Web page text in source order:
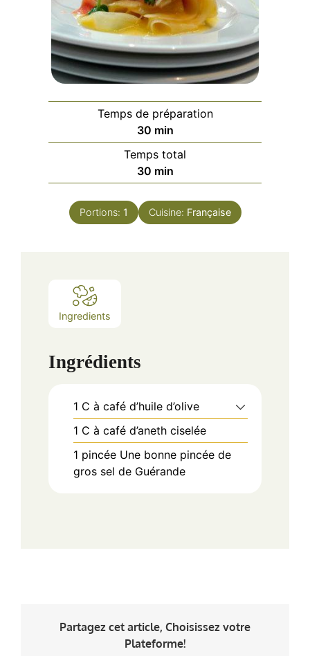
Temps de préparation
30minutes
min
Temps total
30minutes
min
Portions: 1 Cuisine: Française
Ingredients
Ingrédients
1 C à café d’huile d’olive
1 C à café d’aneth ciselée
1 pincée Une bonne pincée de
gros sel de Guérande
Partagez cet article, Choisissez votre
Plateforme!